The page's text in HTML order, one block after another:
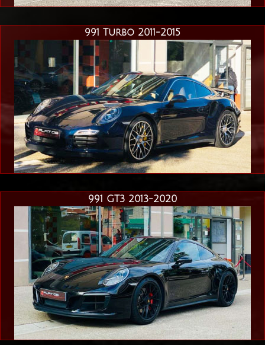
991 Turbo 2011-2015
991 GT3 2013-2020